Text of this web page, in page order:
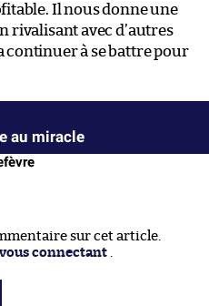
Il nous donne une
rivalisant avec d’autres
continuer à se battre pour
au miracle
sur cet article.
connectant